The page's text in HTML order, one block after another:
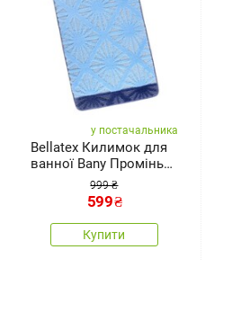
у постачальника
Bellatex Килимок для
ванної Bany Промінь
синій, 60x 100 см
999 ₴
599₴
Купити